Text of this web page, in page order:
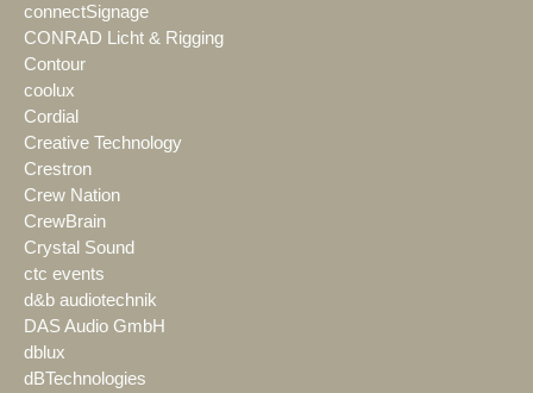
connectSignage
CONRAD Licht & Rigging
Contour
coolux
Cordial
Creative Technology
Crestron
Crew Nation
CrewBrain
Crystal Sound
ctc events
d&b audiotechnik
DAS Audio GmbH
dblux
dBTechnologies